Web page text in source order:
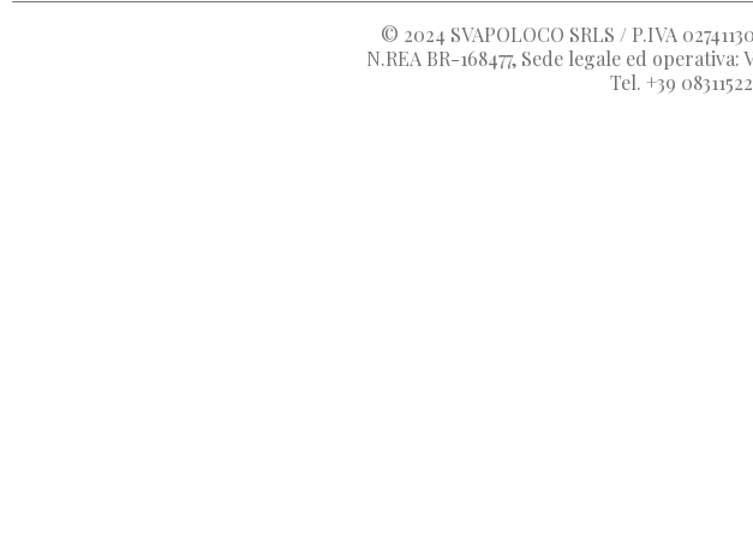
© 2024 SVAPOLOCO SRLS / P.IVA
N.REA BR-168477, Sede legale ed
Tel. +39